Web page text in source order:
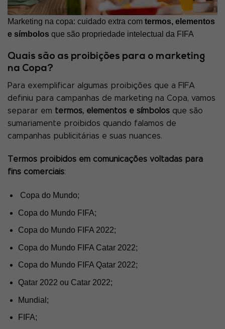
Marketing na copa: cuidado extra com termos, elementos
e símbolos que são propriedade intelectual da FIFA
Quais são as proibições para o marketing
na Copa?
Para exemplificar algumas proibições que a FIFA
definiu para campanhas de marketing na Copa, vamos
separar em termos, elementos e símbolos que são
sumariamente proibidos quando falamos de
campanhas publicitárias e suas nuances.
Termos proibidos em comunicações voltadas para
fins comerciais:
Copa do Mundo;
Copa do Mundo FIFA;
Copa do Mundo FIFA 2022;
Copa do Mundo FIFA Catar 2022;
Copa do Mundo FIFA Qatar 2022;
Qatar 2022 ou Catar 2022;
Mundial;
FIFA;